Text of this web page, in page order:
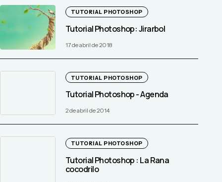
TUTORIAL PHOTOSHOP
Tutorial Photoshop: Jirarbol
17 de abril de 2018
TUTORIAL PHOTOSHOP
Tutorial Photoshop - Agenda
2 de abril de 2014
TUTORIAL PHOTOSHOP
Tutorial Photoshop : La Rana
cocodrilo